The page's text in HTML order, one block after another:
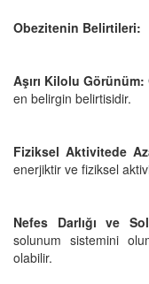
Obezitenin Belirtileri:
Aşırı Kilolu Görünüm:
en belirgin belirtisidir.
Fiziksel Aktivitede
enerjiktir ve fiziksel
Nefes Darlığı ve
solunum sistemini
olabilir.